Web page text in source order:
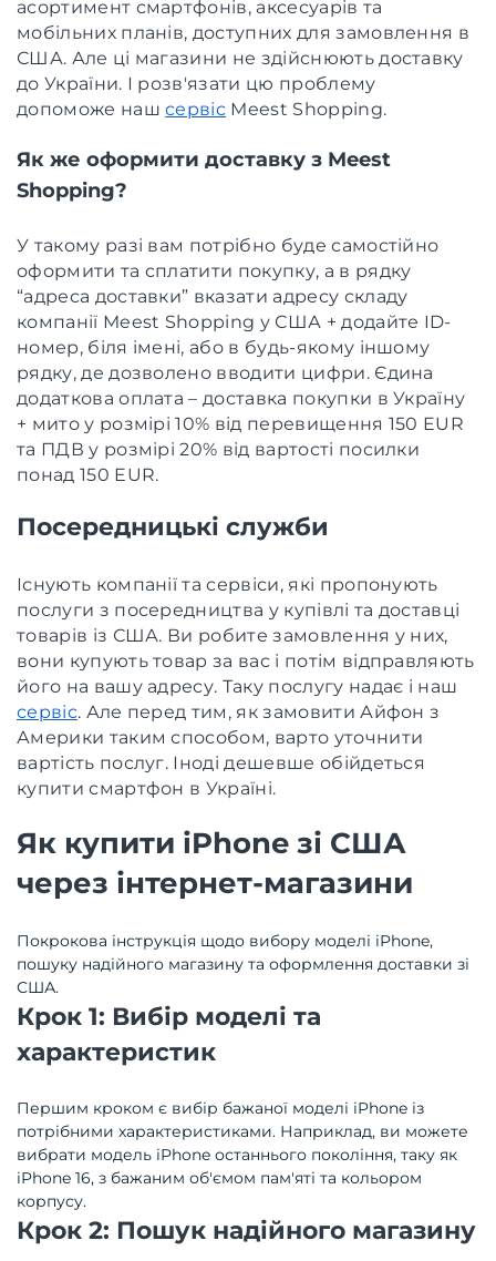
асортимент смартфонів, аксесуарів та
мобільних планів, доступних для замовлення в
США. Але ці магазини не здійснюють доставку
до України. І розв'язати цю проблему
допоможе нашсервіс Meest Shopping.
Як же оформити доставку з Meest
Shopping?
У такому разі вам потрібно буде самостійно
оформити та сплатити покупку, а в рядку
“адреса доставки” вказати адресу складу
компанії Meest Shopping у США + додайте ID-
номер, біля імені, або в будь-якому іншому
рядку, де дозволено вводити цифри. Єдина
додаткова оплата – доставка покупки в Україну
+ мито у розмірі 10% від перевищення 150 EUR
та ПДВ у розмірі 20% від вартості посилки
понад 150 EUR.
Посередницькі служби
Існують компанії та сервіси, які пропонують
послуги з посередництва у купівлі та доставці
товарів із США. Ви робите замовлення у них,
вони купують товар за вас і потім відправляють
його на вашу адресу. Таку послугу надає і наш
сервіс. Але перед тим, як замовити Айфон з
Америки таким способом, варто уточнити
вартість послуг. Іноді дешевше обійдеться
купити смартфон в Україні.
Як купити iPhone зі США
через інтернет-магазини
Покрокова інструкція щодо вибору моделі iPhone,
пошуку надійного магазину та оформлення доставки зі
США.
Крок 1: Вибір моделі та
характеристик
Першим кроком є вибір бажаної моделі iPhone із
потрібними характеристиками. Наприклад, ви можете
вибрати модель iPhone останнього покоління, таку як
iPhone 16, з бажаним об'ємом пам'яті та кольором
корпусу.
Крок 2: Пошук надійного магазину